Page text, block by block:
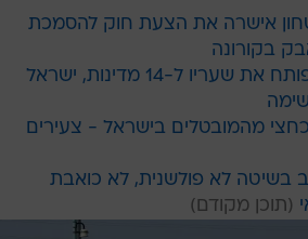
אישרה את הצעת חוק להסמכת
בקורונה
האיחוד האירופי פותח את שעריו ל-14 מדינות, ישראל
מהמובטלים בישראל - צעירים
בשיטה לא פולשנית, לא כואבת